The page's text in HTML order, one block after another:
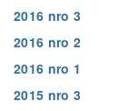
2016 nro 3
2016 nro 2
2016 nro 1
2015 nro 3